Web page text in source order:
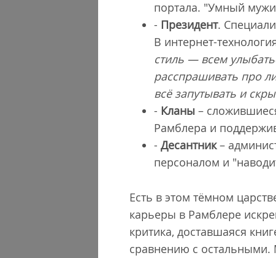
портала. "Умный
- Президент.
В интернет-
стиль — всем
расспрашивать про
всё запутывать и
- Кланы –
Рамблера и
-Десантник–
персоналом и
Есть в этом тёмном
карьеры в Рамблере
критика, доставшаяся
сравнению с